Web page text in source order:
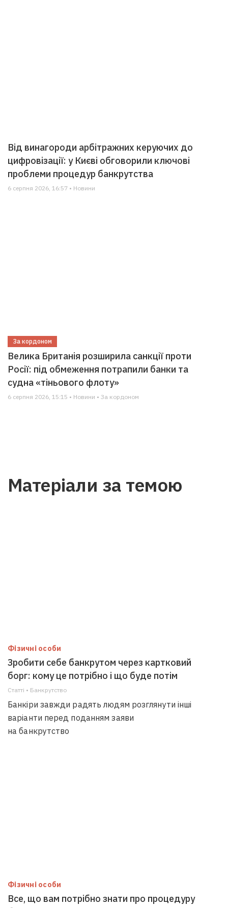
Від винагороди арбітражних керуючих до
цифровізації: у Києві обговорили ключові
проблеми процедур банкрутства
6 серпня 2026, 16:57 • Новини
За кордоном
Велика Британія розширила санкції проти
Росії: під обмеження потрапили банки та
судна «тіньового флоту»
6 серпня 2026, 15:15 • Новини • За кордоном
Матеріали за темою
Фізичні особи
Зробити себе банкрутом через картковий
борг: кому це потрібно і що буде потім
Статті • Банкрутство
Банкіри завжди радять людям розглянути інші
варіанти перед поданням заяви
на банкрутство
Фізичні особи
Все, що вам потрібно знати про процедуру